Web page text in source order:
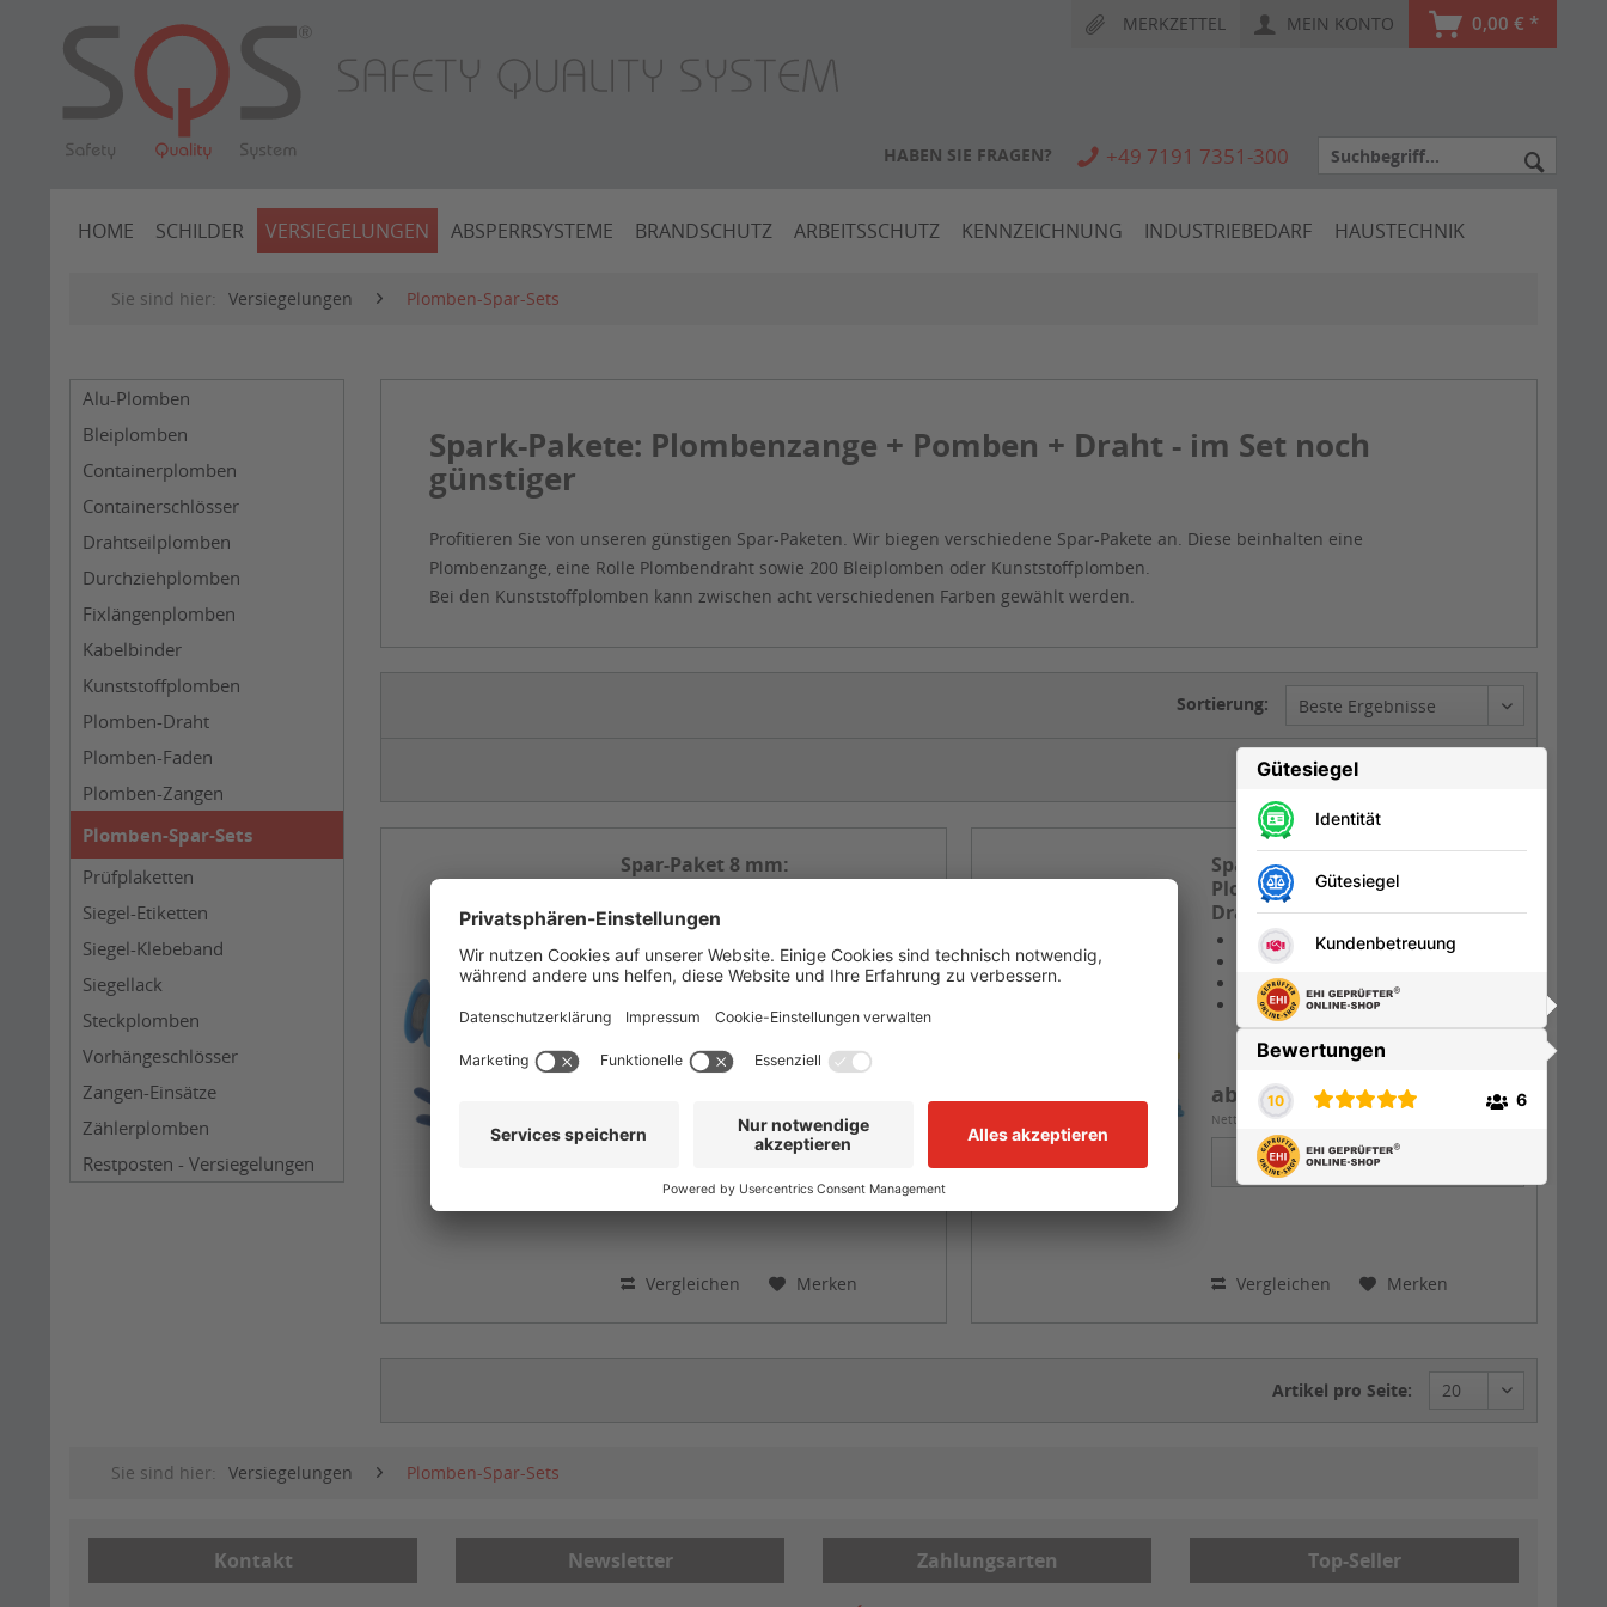
MERKZETTEL MEIN KONTO 0,00 € *
HABEN SIE FRAGEN? +49 7191 7351-300
HOME SCHILDER VERSIEGELUNGEN ABSPERRSYSTEME BRANDSCHUTZ ARBEITSSCHUTZ KENNZEICHNUNG INDUSTRIEBEDARF HAUSTECHNIK
Sie sind hier: Versiegelungen Plomben-Spar-Sets
Alu-Plomben
Bleiplomben
Containerplomben
Containerschlösser
Drahtseilplomben
Durchziehplomben
Fixlängenplomben
Kabelbinder
Kunststoffplomben
Plomben-Draht
Plomben-Faden
Plomben-Zangen
Plomben-Spar-Sets
Prüfplaketten
Siegel-Etiketten
Siegel-Klebeband
Siegellack
Steckplomben
Vorhängeschlösser
Zangen-Einsätze
Zählerplomben
Restposten - Versiegelungen
Spark-Pakete: Plombenzange + Pomben + Draht - im Set noch
günstiger
Profitieren Sie von unseren günstigen Spar-Paketen. Wir biegen verschiedene Spar-Pakete an. Diese beinhalten eine
Plombenzange, eine Rolle Plombendraht sowie 200 Bleiplomben oder Kunststoffplomben.
Bei den Kunststoffplomben kann zwischen acht verschiedenen Farben gewählt werden.
Sortierung:
Artikel pro Seite:
Spar-Paket 8 mm:
Plombenzange + Plomben +
Draht
200 Plomben, Ø 8 mm
Rolle Plombendraht 100m
Vergleichen Merken
Spar-Paket 10 mm:
Plombenzange + Plomben +
Draht
inkl. 150 mm Plombenzange
200 Plomben, Ø 10 mm
Rolle Plombendraht 100m
verschiedene Ausführungen
ab 68,55 € *
Nettopreis: 57,61 €
Details
Vergleichen Merken
Artikel pro Seite:
Sie sind hier: Versiegelungen Plomben-Spar-Sets
Kontakt Newsletter Zahlungsarten Top-Seller